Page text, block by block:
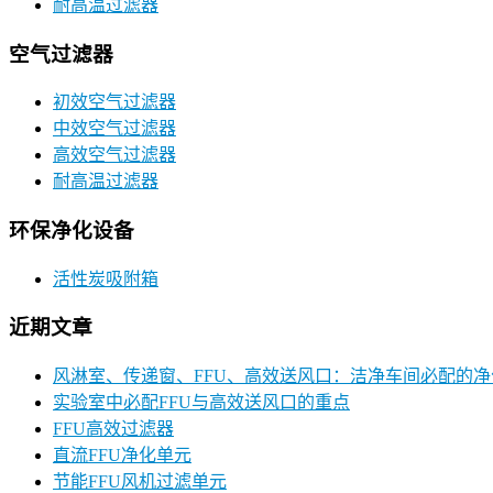
耐高温过滤器
空气过滤器
初效空气过滤器
中效空气过滤器
高效空气过滤器
耐高温过滤器
环保净化设备
活性炭吸附箱
近期文章
风淋室、传递窗、FFU、高效送风口：洁净车间必配的
实验室中必配FFU与高效送风口的重点
FFU高效过滤器
直流FFU净化单元
节能FFU风机过滤单元